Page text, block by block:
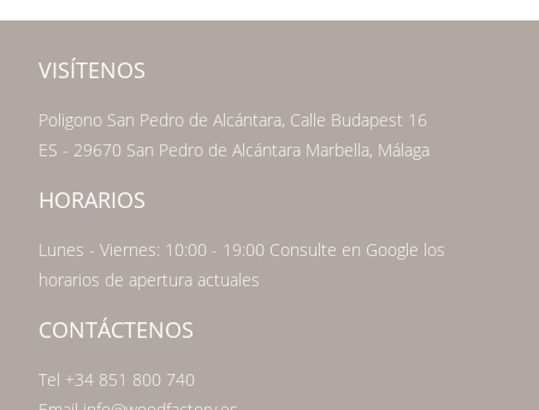
VISÍTENOS
Poligono San Pedro de Alcántara, Calle Budapest 16
ES - 29670 San Pedro de Alcántara Marbella, Málaga
HORARIOS
Lunes - Viernes: 10:00 - 19:00 Consulte en Google los
horarios de apertura actuales
CONTÁCTENOS
Tel +34 851 800 740